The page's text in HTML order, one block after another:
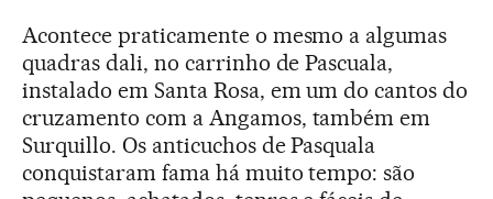
Acontece praticamente o mesmo a algumas
quadras dali, no carrinho de Pascuala,
instalado em Santa Rosa, em um do cantos do
cruzamento com a Angamos, também em
Surquillo. Os anticuchos de Pasquala
conquistaram fama há muito tempo: são